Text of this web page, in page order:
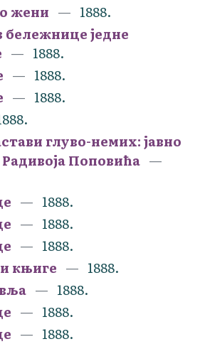
жени
1888.
бележнице једне
1888.
1888.
1888.
глуво-немих: јавно
Поповића
1888.
1888.
1888.
књиге
1888.
1888.
1888.
1888.